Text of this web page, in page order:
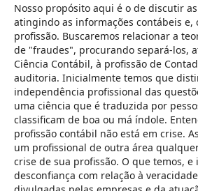
Nosso propósito aqui é o de discutir
atingindo as informações contábeis e,
profissão. Buscaremos relacionar a
de "fraudes", procurando separá-los,
Ciência Contábil, à profissão de
auditoria. Inicialmente temos que
independência profissional das
uma ciência que é traduzida por
classificam de boa ou má índole.
profissão contábil não está em crise.
um profissional de outra área
crise de sua profissão. O que temos, e
desconfiança com relação à